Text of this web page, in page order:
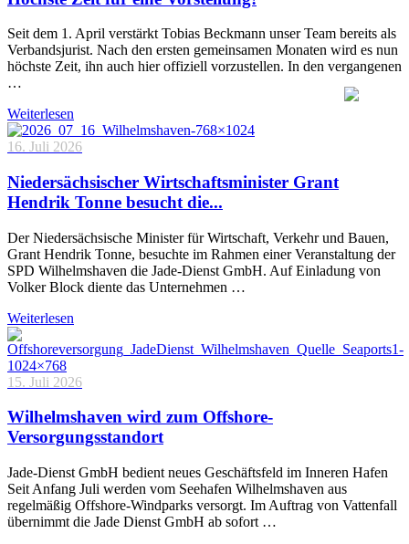
Seit dem 1. April verstärkt Tobias Beckmann unser Team bereits als
Verbandsjurist. Nach den ersten gemeinsamen Monaten wird es nun
höchste Zeit, ihn auch hier offiziell vorzustellen. In den vergangenen
…
Weiterlesen
16. Juli 2026
Niedersächsischer Wirtschaftsminister Grant
Hendrik Tonne besucht die...
Der Niedersächsische Minister für Wirtschaft, Verkehr und Bauen,
Grant Hendrik Tonne, besuchte im Rahmen einer Veranstaltung der
SPD Wilhelmshaven die Jade-Dienst GmbH. Auf Einladung von
Volker Block diente das Unternehmen …
Weiterlesen
15. Juli 2026
Wilhelmshaven wird zum Offshore-
Versorgungsstandort
Jade-Dienst GmbH bedient neues Geschäftsfeld im Inneren Hafen
Seit Anfang Juli werden vom Seehafen Wilhelmshaven aus
regelmäßig Offshore-Windparks versorgt. Im Auftrag von Vattenfall
übernimmt die Jade Dienst GmbH ab sofort …